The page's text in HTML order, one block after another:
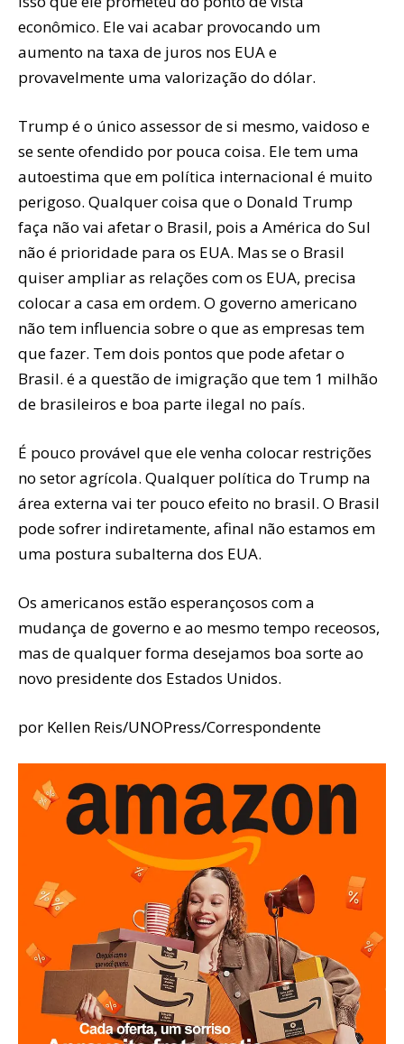
econômico. Ele vai acabar provocando um
aumento na taxa de juros nos EUA e
provavelmente uma valorização do dólar.
Trump é o único assessor de si mesmo, vaidoso e
se sente ofendido por pouca coisa. Ele tem uma
autoestima que em política internacional é muito
perigoso. Qualquer coisa que o Donald Trump
faça não vai afetar o Brasil, pois a América do Sul
não é prioridade para os EUA. Mas se o Brasil
quiser ampliar as relações com os EUA, precisa
colocar a casa em ordem. O governo americano
não tem influencia sobre o que as empresas tem
que fazer. Tem dois pontos que pode afetar o
Brasil. é a questão de imigração que tem 1 milhão
de brasileiros e boa parte ilegal no país.
É pouco provável que ele venha colocar restrições
no setor agrícola. Qualquer política do Trump na
área externa vai ter pouco efeito no brasil. O Brasil
pode sofrer indiretamente, afinal não estamos em
uma postura subalterna dos EUA.
Os americanos estão esperançosos com a
mudança de governo e ao mesmo tempo receosos,
mas de qualquer forma desejamos boa sorte ao
novo presidente dos Estados Unidos.
por Kellen Reis/UNOPress/Correspondente